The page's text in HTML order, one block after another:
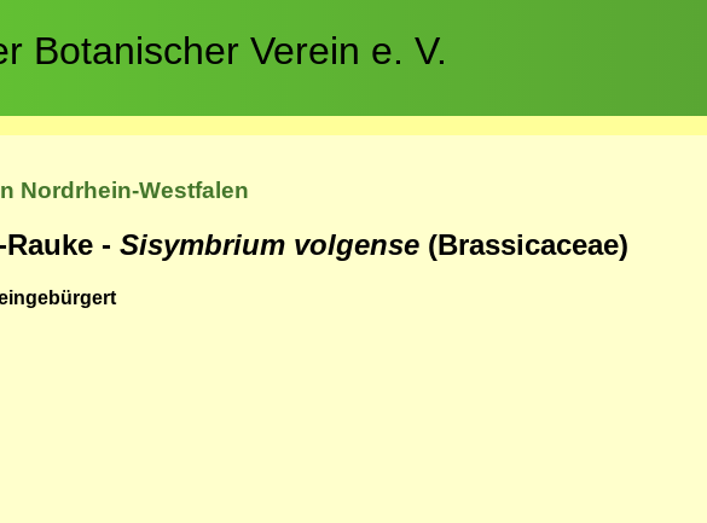
Botanischer Verein e. V.
Nordrhein-Westfalen
- Sisymbrium volgense (Brassicaceae)